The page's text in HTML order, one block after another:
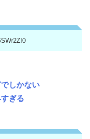
しかない
ぎる